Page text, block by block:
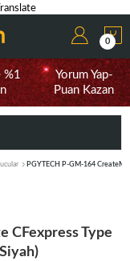
Translate
0
%1
Yorum Yap-
Puan Kazan
PGYTECH P-GM-164
CFexpress Type